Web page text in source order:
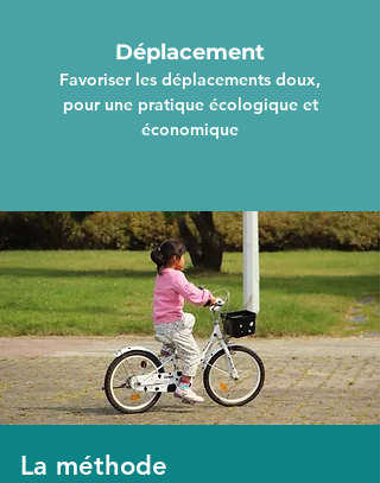
Déplacement
Favoriser les déplacements doux,
pour une pratique écologique et
économique
La méthode